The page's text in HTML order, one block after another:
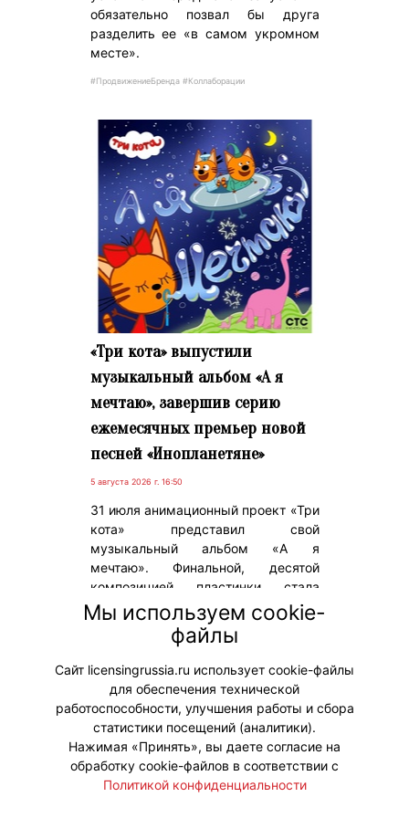
обязательно позвал бы друга
разделить ее «в самом укромном
месте».
#ПродвижениеБренда #Коллаборации
«Три кота» выпустили
музыкальный альбом «А я
мечтаю», завершив серию
ежемесячных премьер новой
песней «Инопланетяне»
5 августа 2026 г. 16:50
31 июля анимационный проект «Три
кота» представил свой
музыкальный альбом «А я
мечтаю». Финальной, десятой
композицией пластинки стала
новая песня «Инопланетяне»,
которая завершила серию
ежемесячных музыкальных
премьер.
#ПродвижениеБренда
Мы используем cookie-
файлы
Сайт licensingrussia.ru использует cookie-файлы
для обеспечения технической
работоспособности, улучшения работы и сбора
статистики посещений (аналитики).
Нажимая «Принять», вы даете согласие на
обработку cookie-файлов в соответствии с
Политикой конфиденциальности